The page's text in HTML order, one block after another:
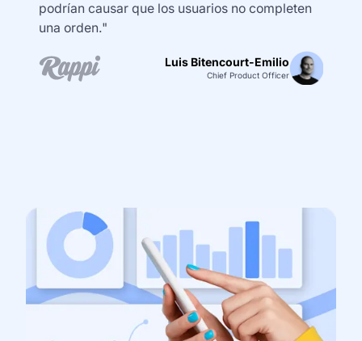
podrían causar que los usuarios no completen
una orden."
Luis Bitencourt-Emilio
Chief Product Officer